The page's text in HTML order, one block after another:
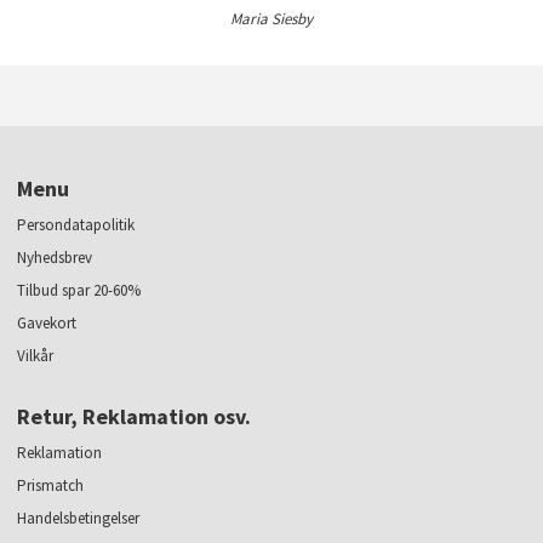
Maria Siesby
Menu
Persondatapolitik
Nyhedsbrev
Tilbud spar 20-60%
Gavekort
Vilkår
Retur, Reklamation osv.
Reklamation
Prismatch
Handelsbetingelser